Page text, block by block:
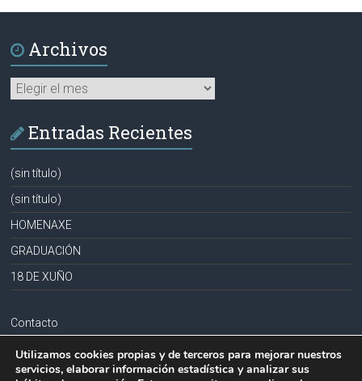
Archivos
Archivos
Entradas Recientes
(sin título)
(sin título)
HOMENAXE
GRADUACIÓN
18 DE XUÑO
Contacto
Aviso legal
Política de privacidad
Utilizamos cookies propias y de terceros para mejorar nuestros
servicios, elaborar información estadística y analizar sus